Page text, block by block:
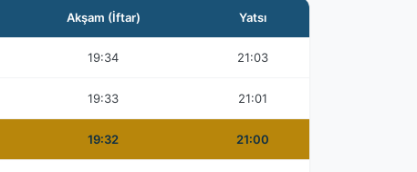
Akşam (İftar) Yatsı
19:34 21:03
19:33 21:01
19:32 21:00